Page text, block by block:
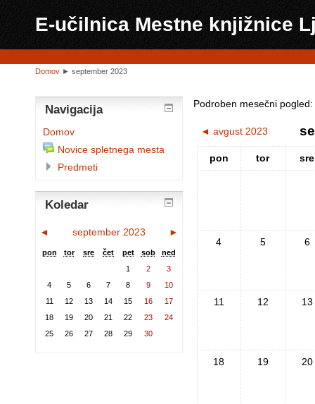
E-učilnica Mestne knjižnice
Domov ► september 2023
Podroben mesečni pogled:
◄ avgust 2023
pon tor sre
4 5 6
11 12 13
18 19 20
Navigacija
Domov
Novice spletnega mesta
Predmeti
Koledar
◄ september 2023 ►
pon tor sre čet pet sob
ned
1
2
3
4
5 6 7 8 9
10
11
12 13 14 15 16
17
18
19 20 21 22 23
24
25
26 27 28 29 30